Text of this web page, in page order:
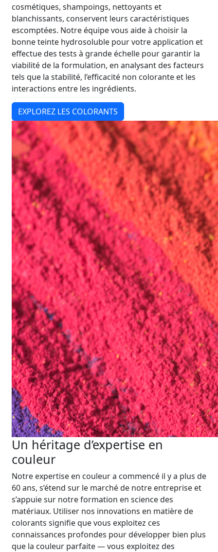
cosmétiques, shampoings, nettoyants et
blanchissants, conservent leurs caractéristiques
escomptées. Notre équipe vous aide à choisir la
bonne teinte hydrosoluble pour votre application et
effectue des tests à grande échelle pour garantir la
viabilité de la formulation, en analysant des facteurs
tels que la stabilité, l’efficacité non colorante et les
interactions entre les ingrédients.
EXPLOREZ LES COLORANTS
Un héritage d’expertise en
couleur
Notre expertise en couleur a commencé il y a plus de
60 ans, s’étend sur le marché de notre entreprise et
s’appuie sur notre formation en science des
matériaux. Utiliser nos innovations en matière de
colorants signifie que vous exploitez ces
connaissances profondes pour développer bien plus
que la couleur parfaite — vous exploitez des